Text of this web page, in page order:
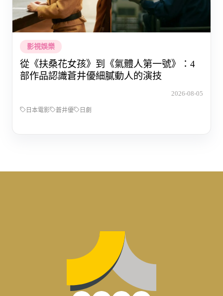
影視娛樂
從《扶桑花女孩》到《氣體人第一號》：4
部作品認識蒼井優細膩動人的演技
2026-08-05
日本電影 蒼井優 日劇